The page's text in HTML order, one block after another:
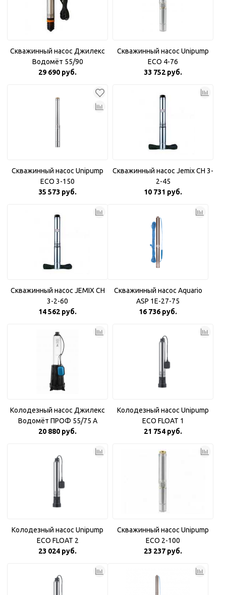
Скважинный насос Джилекс
Водомёт 55/90
29 690 руб.
Скважинный насос Unipump
ECO 4-76
33 752 руб.
Скважинный насос Unipump
ECO 3-150
35 573 руб.
Скважинный насос Jemix CH 3-
2-45
10 731 руб.
Скважинный насос JEMIX CH
3-2-60
14 562 руб.
Скважинный насос Aquario
ASP 1E-27-75
16 736 руб.
Колодезный насос Джилекс
Водомёт ПРОФ 55/75 A
20 880 руб.
Колодезный насос Unipump
ECO FLOAT 1
21 754 руб.
Колодезный насос Unipump
ECO FLOAT 2
23 024 руб.
Скважинный насос Unipump
ECO 2-100
23 237 руб.